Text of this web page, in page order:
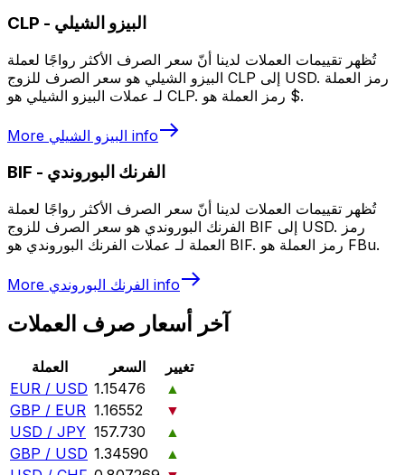
CLP - البيزو الشيلي
تُظهر تقييمات العملات لدينا أنّ سعر الصرف الأكثر رواجًا لعملة
البيزو الشيلي هو سعر الصرف للزوج CLP إلى USD. رمز العملة
لـ عملات البيزو الشيلي هو CLP. رمز العملة هو $.
More البيزو الشيلي info
BIF - الفرنك البوروندي
تُظهر تقييمات العملات لدينا أنّ سعر الصرف الأكثر رواجًا لعملة
الفرنك البوروندي هو سعر الصرف للزوج BIF إلى USD. رمز
العملة لـ عملات الفرنك البوروندي هو BIF. رمز العملة هو FBu.
More الفرنك البوروندي info
آخر أسعار صرف العملات
العملة السعر
تغيير
EUR / USD 1.15476
▲
GBP / EUR 1.16552
▼
USD / JPY 157.730
▲
GBP / USD 1.34590
▲